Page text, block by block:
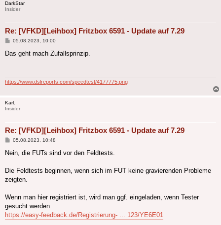
DarkStar
Insider
Re: [VFKD][Leihbox] Fritzbox 6591 - Update auf 7.29
Beitrag
05.08.2023, 10:00
Das geht mach Zufallsprinzip.
https://www.dslreports.com/speedtest/4177775.png
Karl.
Insider
Re: [VFKD][Leihbox] Fritzbox 6591 - Update auf 7.29
Beitrag
05.08.2023, 10:48
Nein, die FUTs sind vor den Feldtests.
Die Feldtests beginnen, wenn sich im FUT keine gravierenden Probleme
zeigten.
Wenn man hier registriert ist, wird man ggf. eingeladen, wenn Tester
gesucht werden
https://easy-feedback.de/Registrierung- ... 123/YE6E01